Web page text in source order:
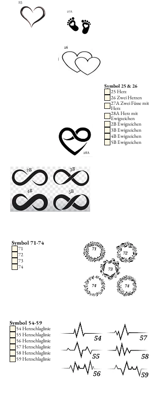
Symbol 25 & 26
25 Herz
26 Zwei Herzen
27A Zwei Füsse mit
Herz
28A Herz mit
Ewigzeichen
2B Ewigzeichen
3B Ewigzeichen
4B Ewigzeichen
5B Ewigzeichen
Symbol 71-74
71
72
73
74
Symbol 54-59
54 Herzschlaglinie
55 Herzschlaglinie
56 Herzschlaglinie
57 Herzschlaglinie
58 Herzschlaglinie
59 Herzschlaglinie